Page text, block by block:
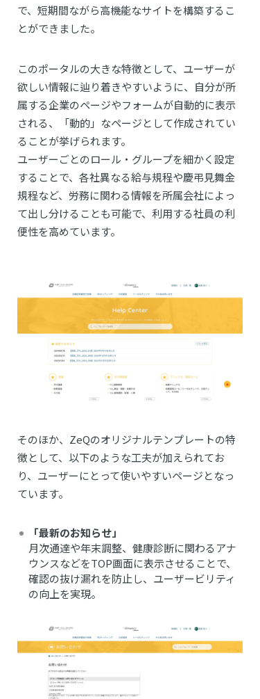
で、短期間ながら高機能なサイトを構築するこ
とができました。
このポータルの大きな特徴として、ユーザーが
欲しい情報に辿り着きやすいように、自分が所
属する企業のページやフォームが自動的に表示
される、「動的」なページとして作成されてい
ることが挙げられます。
ユーザーごとのロール・グループを細かく設定
することで、各社異なる給与規程や慶弔見舞金
規程など、労務に関わる情報を所属会社によっ
て出し分けることも可能で、利用する社員の利
便性を高めています。
そのほか、ZeQのオリジナルテンプレートの特
徴として、以下のような工夫が加えられてお
り、ユーザーにとって使いやすいページとなっ
ています。
「最新のお知らせ」
月次通達や年末調整、健康診断に関わるアナ
ウンスなどをTOP画面に表示させることで、
確認の抜け漏れを防止し、ユーザービリティ
の向上を実現。